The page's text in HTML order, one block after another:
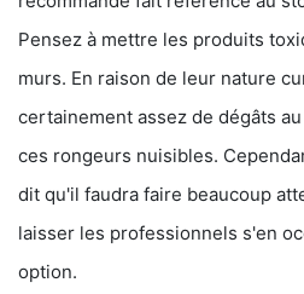
Pensez à mettre les produits
murs. En raison de leur nature
certainement assez de dégâts
ces rongeurs nuisibles.
dit qu'il faudra faire beaucoup
laisser les professionnels s'en
option.